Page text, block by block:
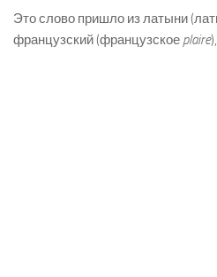
Это слово пришло из латыни
французский (французское plaire